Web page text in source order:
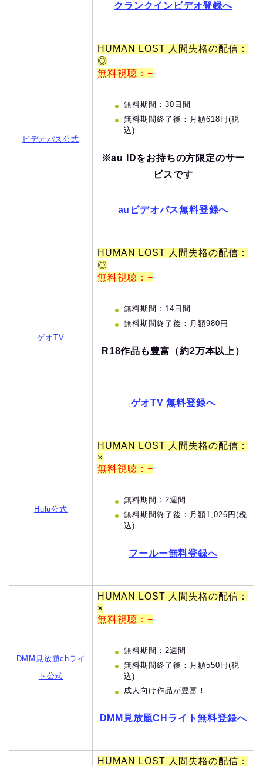
クランクインビデオ登録へ
ビデオパス公式
HUMAN LOST 人間失格の配信：
◎
無料視聴：−
無料期間：30日間
無料期間終了後：月額618円(税
込)
※au IDをお持ちの方限定のサー
ビスです
auビデオパス無料登録へ
ゲオTV
HUMAN LOST 人間失格の配信：
◎
無料視聴：−
無料期間：14日間
無料期間終了後：月額980円
R18作品も豊富（約2万本以上）
ゲオTV 無料登録へ
Hulu公式
HUMAN LOST 人間失格の配信：
×
無料視聴：−
無料期間：2週間
無料期間終了後：月額1,026円(税
込)
フールー無料登録へ
DMM見放題chライ
ト公式
HUMAN LOST 人間失格の配信：
×
無料視聴：−
無料期間：2週間
無料期間終了後：月額550円(税
込)
成人向け作品が豊富！
DMM見放題CHライト無料登録へ
HUMAN LOST 人間失格の配信：